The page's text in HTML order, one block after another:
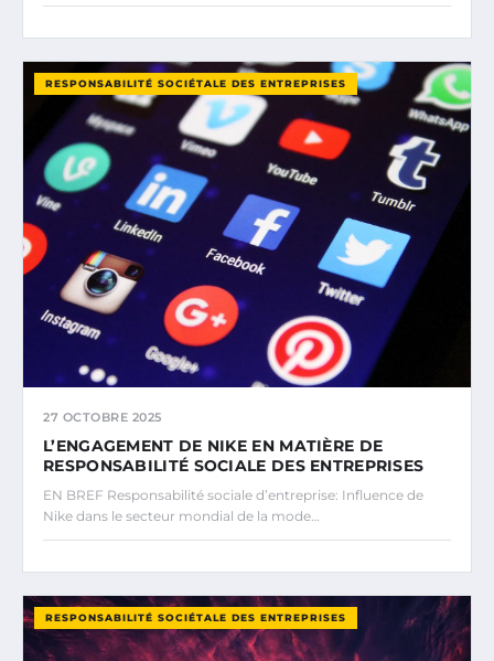
RESPONSABILITÉ SOCIÉTALE DES ENTREPRISES
27 OCTOBRE 2025
L’ENGAGEMENT DE NIKE EN MATIÈRE DE
RESPONSABILITÉ SOCIALE DES ENTREPRISES
EN BREF Responsabilité sociale d’entreprise: Influence de
Nike dans le secteur mondial de la mode…
RESPONSABILITÉ SOCIÉTALE DES ENTREPRISES